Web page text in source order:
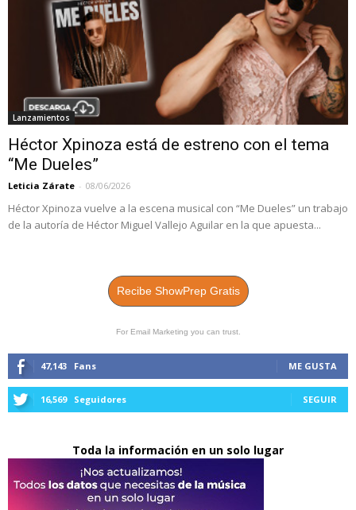
Lanzamientos
Héctor Xpinoza está de estreno con el tema
“Me Dueles”
Leticia Zárate - 08/06/2026
Héctor Xpinoza vuelve a la escena musical con “Me Dueles” un trabajo
de la autoría de Héctor Miguel Vallejo Aguilar en la que apuesta...
Recibe ShowPrep Gratis
For Email Marketing you can trust.
47,143 Fans ME GUSTA
16,569 Seguidores SEGUIR
Toda la información en un solo lugar